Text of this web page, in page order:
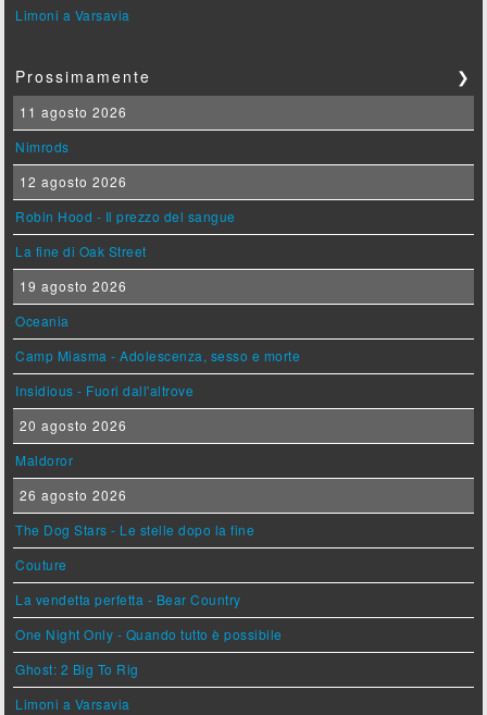
Limoni a Varsavia
Prossimamente ❯
11 agosto 2026
Nimrods
12 agosto 2026
Robin Hood - Il prezzo del sangue
La fine di Oak Street
19 agosto 2026
Oceania
Camp Miasma - Adolescenza, sesso e morte
Insidious - Fuori dall'altrove
20 agosto 2026
Maldoror
26 agosto 2026
The Dog Stars - Le stelle dopo la fine
Couture
La vendetta perfetta - Bear Country
One Night Only - Quando tutto è possibile
Ghost: 2 Big To Rig
Limoni a Varsavia